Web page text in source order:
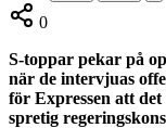
0
S-toppar pekar på
när de intervjuas
för Expressen att
spretig